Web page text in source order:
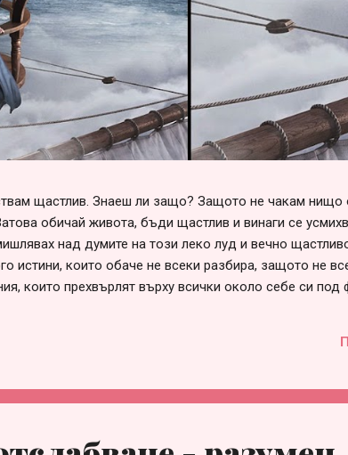
щастлив. Знаеш ли защо? Защото не чакам нищо
обичай живота, бъди щастлив и винаги се
над думите на този леко луд и вечно
истини, които обаче не всеки разбира, защото не
които прехвърлят върху всички около себе си под
сърцето си. Така или иначе, болка във
различна призма и личностна мотивация, за
проста – когато един човек не събира смелост